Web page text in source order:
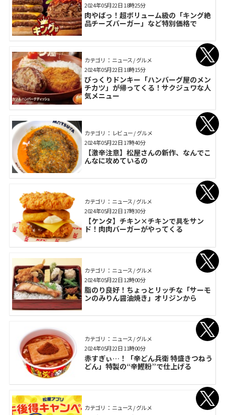
肉やばっ！超ボリューム級の「キング絶
品チーズバーガー」など特別価格で
2024年05月22日 18時25分
カテゴリ： ニュース / グルメ
びっくりドンキー「ハンバーグ屋のメン
チカツ」が帰ってくる！サクジュワな人
気メニュー
2024年05月22日 18時15分
カテゴリ： レビュー / グルメ
【激辛注意】松屋さんの新作、なんでこ
んなに攻めているの
2024年05月22日 17時40分
カテゴリ： ニュース / グルメ
【ケンタ】チキン×チキンで具をサン
ド！肉肉バーガーがやってくる
2024年05月22日 17時30分
カテゴリ： ニュース / グルメ
脂のり良好！ちょっとリッチな「サーモ
ンのみりん醤油焼き」オリジンから
2024年05月22日 12時00分
カテゴリ： ニュース / グルメ
赤すぎぃ…！「辛どん兵衛 特盛きつねう
どん」特製の“辛鰹粉”で仕上げる
2024年05月22日 11時00分
カテゴリ： ニュース / グルメ